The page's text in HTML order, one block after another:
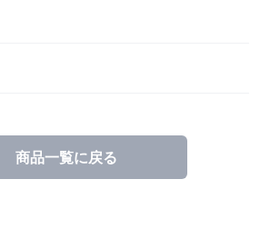
商品一覧に戻る